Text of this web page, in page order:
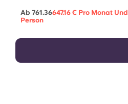
Ab 761.36647.16 € Pro Monat Und
Person